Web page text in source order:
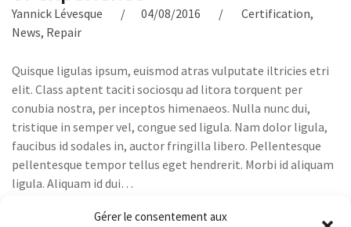
Gérer le consentement aux
Yannick Lévesque 04/08/2016 Certification,
News, Repair
Quisque ligulas ipsum, euismod atras vulputate iltricies etri
elit. Class aptent taciti sociosqu ad litora torquent per
conubia nostra, per inceptos himenaeos. Nulla nunc dui,
tristique in semper vel, congue sed ligula. Nam dolor ligula,
faucibus id sodales in, auctor fringilla libero. Pellentesque
pellentesque tempor tellus eget hendrerit. Morbi id aliquam
ligula. Aliquam id dui…